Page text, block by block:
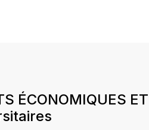
ÉCONOMIQUES